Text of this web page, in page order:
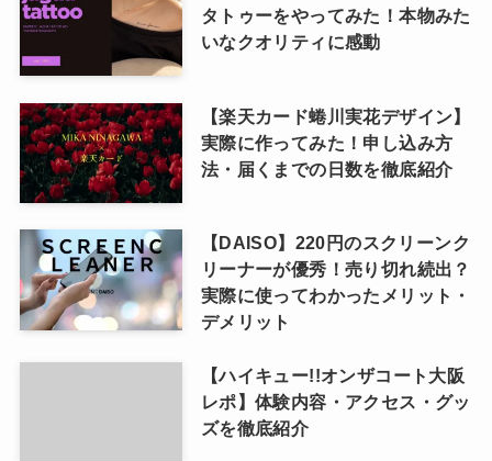
タトゥーをやってみた！本物みた
いなクオリティに感動
【楽天カード蜷川実花デザイン】
実際に作ってみた！申し込み方
法・届くまでの日数を徹底紹介
【DAISO】220円のスクリーンク
リーナーが優秀！売り切れ続出？
実際に使ってわかったメリット・
デメリット
【ハイキュー!!オンザコート大阪
レポ】体験内容・アクセス・グッ
ズを徹底紹介